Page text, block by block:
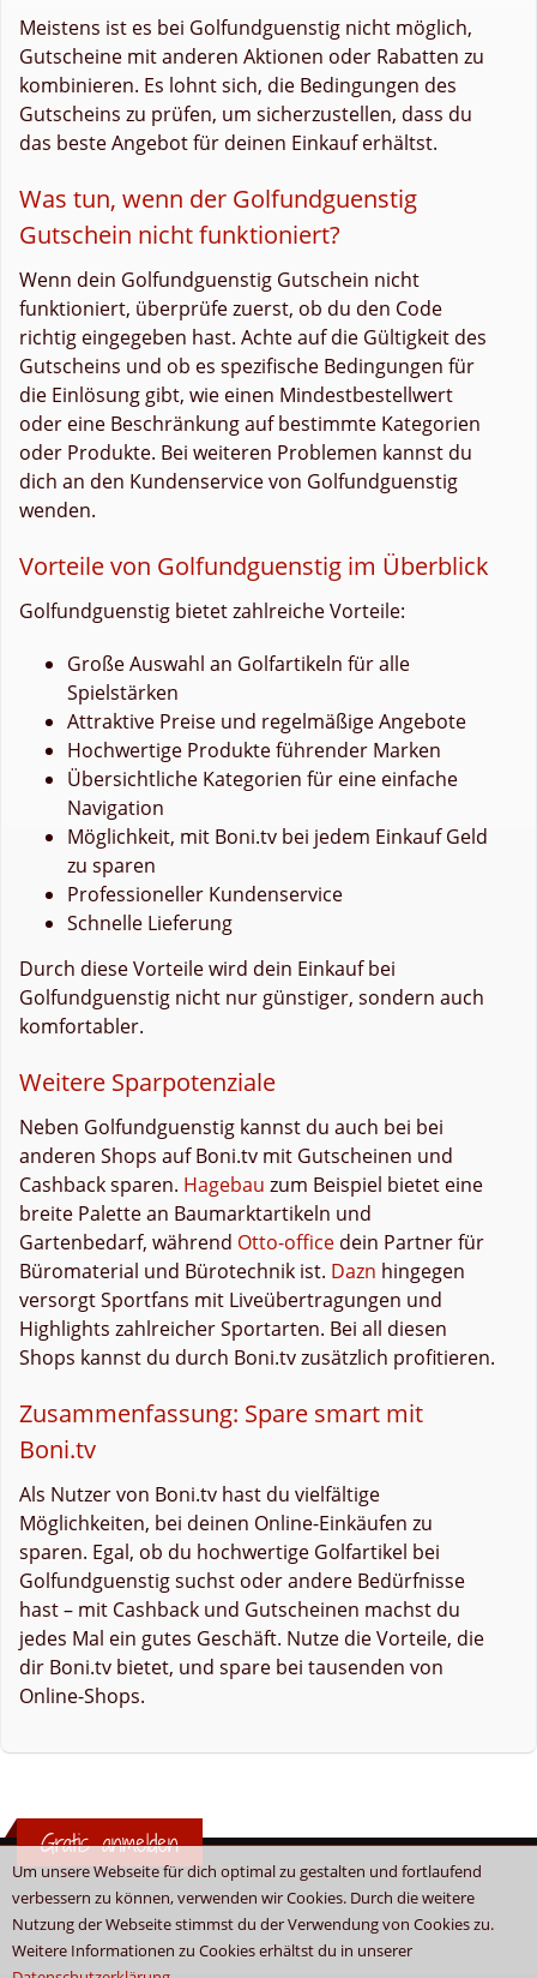
Um unsere Webseite für dich optimal zu gestalten und fortlaufend
verbessern zu können, verwenden wir Cookies. Durch die weitere
Nutzung der Webseite stimmst du der Verwendung von Cookies zu.
Weitere Informationen zu Cookies erhältst du in unserer
Meistens ist es bei Golfundguenstig nicht möglich,
Gutscheine mit anderen Aktionen oder Rabatten zu
kombinieren. Es lohnt sich, die Bedingungen des
Gutscheins zu prüfen, um sicherzustellen, dass du
das beste Angebot für deinen Einkauf erhältst.
Was tun, wenn der Golfundguenstig
Gutschein nicht funktioniert?
Wenn dein Golfundguenstig Gutschein nicht
funktioniert, überprüfe zuerst, ob du den Code
richtig eingegeben hast. Achte auf die Gültigkeit des
Gutscheins und ob es spezifische Bedingungen für
die Einlösung gibt, wie einen Mindestbestellwert
oder eine Beschränkung auf bestimmte Kategorien
oder Produkte. Bei weiteren Problemen kannst du
dich an den Kundenservice von Golfundguenstig
wenden.
Vorteile von Golfundguenstig im Überblick
Golfundguenstig bietet zahlreiche Vorteile:
Große Auswahl an Golfartikeln für alle
Spielstärken
Attraktive Preise und regelmäßige Angebote
Hochwertige Produkte führender Marken
Übersichtliche Kategorien für eine einfache
Navigation
Möglichkeit, mit Boni.tv bei jedem Einkauf Geld
zu sparen
Professioneller Kundenservice
Schnelle Lieferung
Durch diese Vorteile wird dein Einkauf bei
Golfundguenstig nicht nur günstiger, sondern auch
komfortabler.
Weitere Sparpotenziale
Neben Golfundguenstig kannst du auch bei bei
anderen Shops auf Boni.tv mit Gutscheinen und
Cashback sparen. Hagebau zum Beispiel bietet eine
breite Palette an Baumarktartikeln und
Gartenbedarf, während Otto-office dein Partner für
Büromaterial und Bürotechnik ist. Dazn hingegen
versorgt Sportfans mit Liveübertragungen und
Highlights zahlreicher Sportarten. Bei all diesen
Shops kannst du durch Boni.tv zusätzlich profitieren.
Zusammenfassung: Spare smart mit
Boni.tv
Als Nutzer von Boni.tv hast du vielfältige
Möglichkeiten, bei deinen Online-Einkäufen zu
sparen. Egal, ob du hochwertige Golfartikel bei
Golfundguenstig suchst oder andere Bedürfnisse
hast – mit Cashback und Gutscheinen machst du
jedes Mal ein gutes Geschäft. Nutze die Vorteile, die
dir Boni.tv bietet, und spare bei tausenden von
Online-Shops.
Gratis anmelden